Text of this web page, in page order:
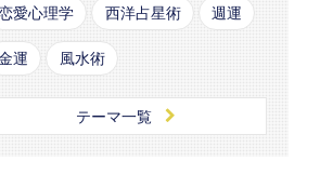
愛心理学 西洋占星術 週運
運 風水術
テーマ一覧